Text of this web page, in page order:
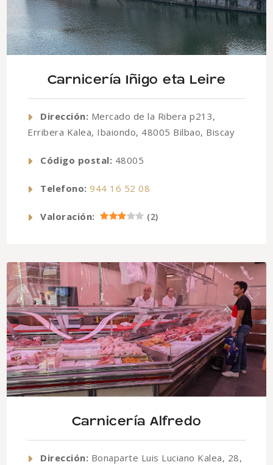
Carnicería Iñigo eta Leire
Dirección: Mercado de la Ribera p213,
Erribera Kalea, Ibaiondo, 48005 Bilbao, Biscay
Código postal: 48005
Telefono: 944 16 52 08
Valoración: (2)
Carnicería Alfredo
Dirección: Bonaparte Luis Luciano Kalea, 28,